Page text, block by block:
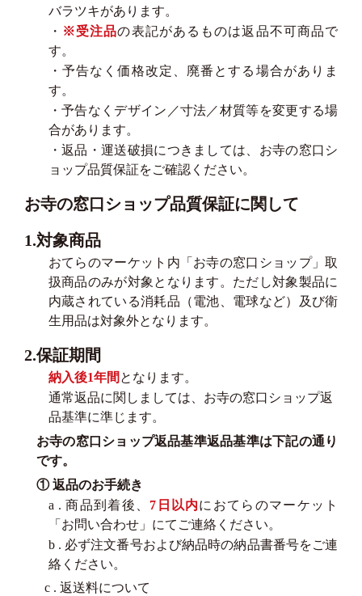
バラツキがあります。
・ ※受注品の表記があるものは返品不可商品で
す。
・予告なく価格改定、廃番とする場合がありま
す。
・予告なくデザイン／寸法／材質等を変更する場
合があります。
・返品・運送破損につきましては、お寺の窓口シ
ョップ品質保証をご確認ください。
お寺の窓口ショップ品質保証に関して
1.対象商品
おてらのマーケット内「お寺の窓口ショップ」取
扱商品のみが対象となります。ただし対象製品に
内蔵されている消耗品（電池、電球など）及び衛
生用品は対象外となります。
2.保証期間
納入後1年間 となります。
通常返品に関しましては、お寺の窓口ショップ返
品基準に準じます。
お寺の窓口ショップ返品基準返品基準は下記の通り
です。
① 返品のお手続き
a . 商品到着後、 7日以内におてらのマーケット
「お問い合わせ」にてご連絡ください。
b . 必ず注文番号および納品時の納品書番号をご連
絡ください。
c . 返送料について